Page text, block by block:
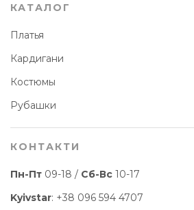
КАТАЛОГ
Платья
Кардигани
Костюмы
Рубашки
КОНТАКТИ
Пн-Пт 09-18 / Сб-Вс 10-17
Kyivstar: +38 096 594 4707